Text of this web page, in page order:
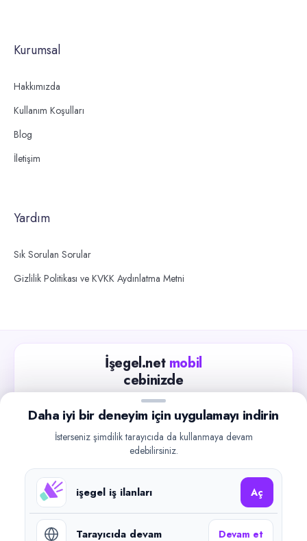
Kurumsal
Hakkımızda
Kullanım Koşulları
Blog
İletişim
Yardım
Sık Sorulan Sorular
Gizlilik Politikası ve KVKK Aydınlatma Metni
İşegel.net mobil
cebinizde
Güncel iş ilanlarını takip edin, işverenlerle hızlıca
iletişime geçin.
Google Play
©2026işegel.net. Tüm hakları saklıdır.
Daha iyi bir deneyim için uygulamayı indirin
İsterseniz şimdilik tarayıcıda da kullanmaya devam
edebilirsiniz.
işegel iş ilanları Aç
Tarayıcıda devam Devam et